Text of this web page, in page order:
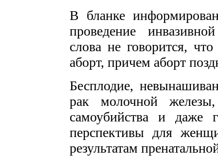
В бланке
проведение
слова не говорится,
аборт, причем аборт
Бесплодие,
рак молочной
самоубийства и даже
перспективы для
результатам